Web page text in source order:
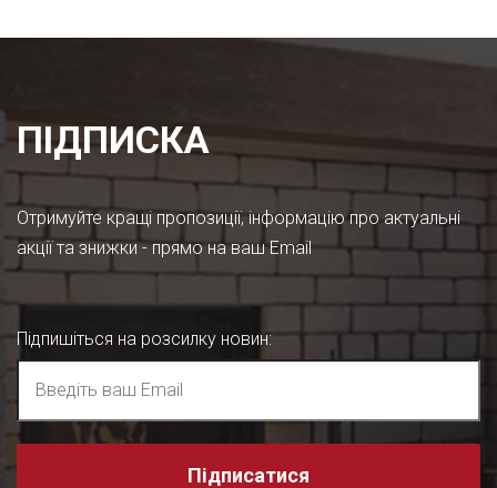
ПІДПИСКА
Отримуйте кращі пропозиції, інформацію про актуальні
акції та знижки - прямо на ваш Email
Підпишіться на розсилку новин:
Підписатися